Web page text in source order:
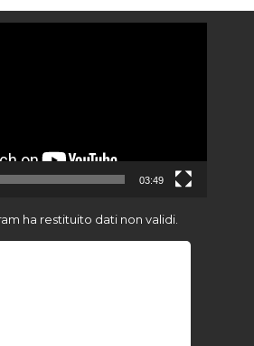
03:49
ha restituito dati non validi.